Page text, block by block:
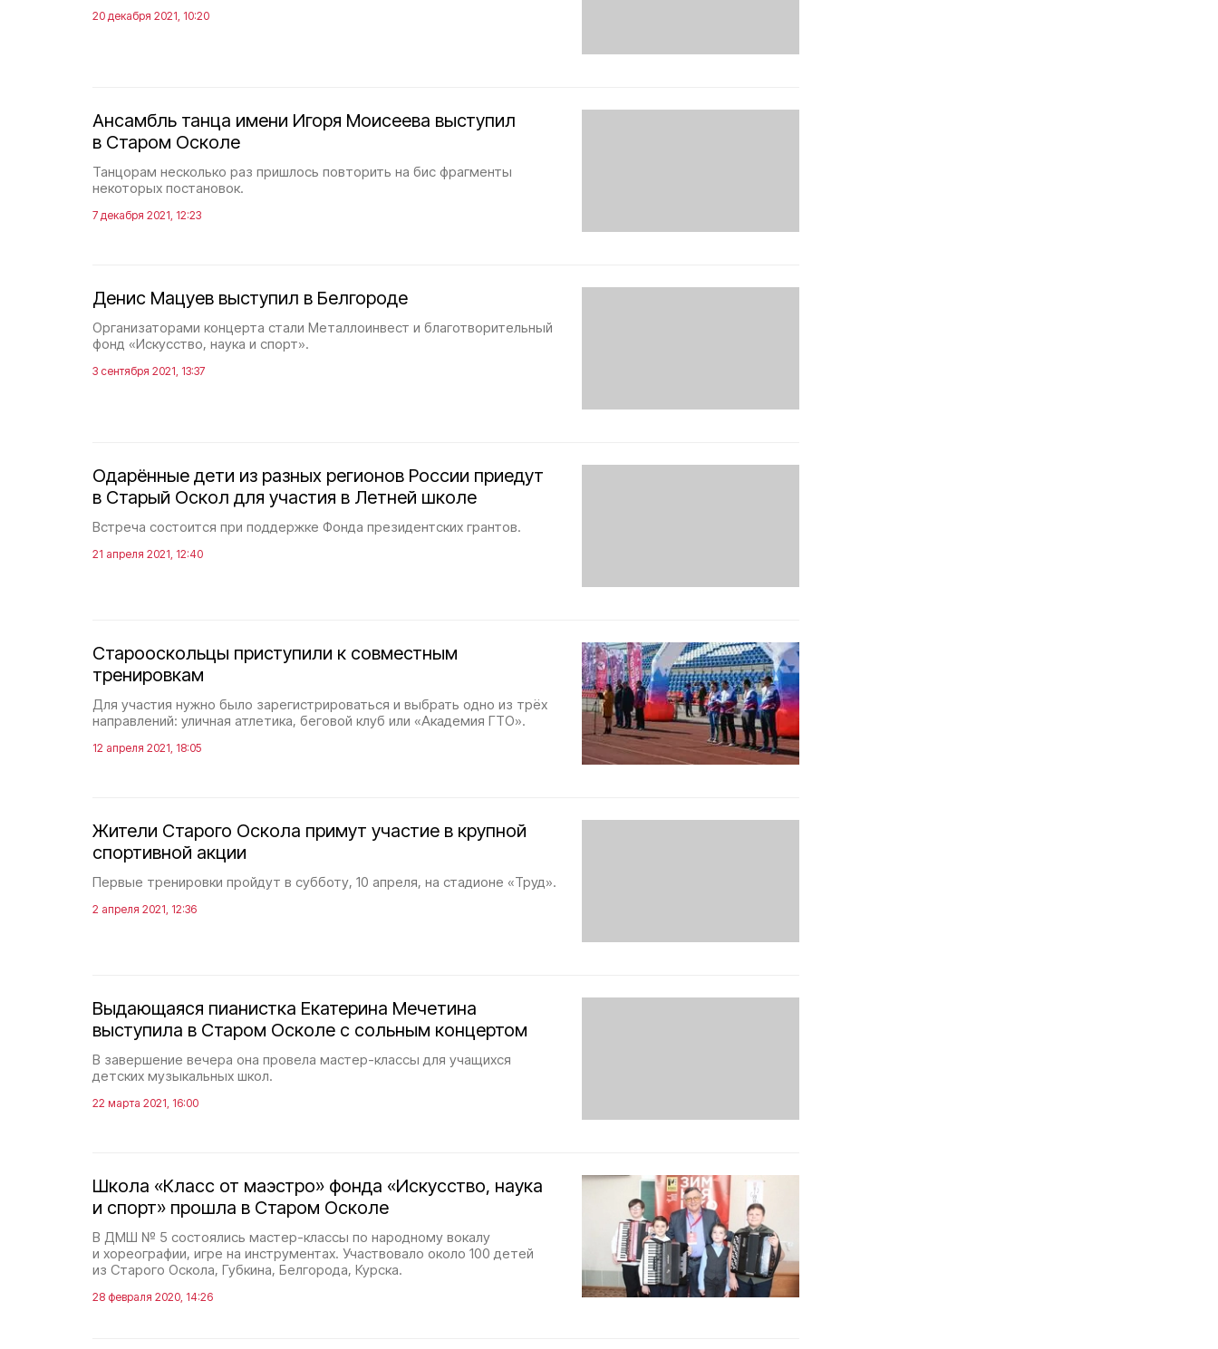
20 декабря 2021, 10:20
Ансамбль танца имени Игоря Моисеева выступил
в Старом Осколе
Танцорам несколько раз пришлось повторить на бис фрагменты
некоторых постановок.
7 декабря 2021, 12:23
Денис Мацуев выступил в Белгороде
Организаторами концерта стали Металлоинвест и благотворительный
фонд «Искусство, наука и спорт».
3 сентября 2021, 13:37
Одарённые дети из разных регионов России приедут
в Старый Оскол для участия в Летней школе
Встреча состоится при поддержке Фонда президентских грантов.
21 апреля 2021, 12:40
Старооскольцы приступили к совместным
тренировкам
Для участия нужно было зарегистрироваться и выбрать одно из трёх
направлений: уличная атлетика, беговой клуб или «Академия ГТО».
12 апреля 2021, 18:05
Жители Старого Оскола примут участие в крупной
спортивной акции
Первые тренировки пройдут в субботу, 10 апреля, на стадионе «Труд».
2 апреля 2021, 12:36
Выдающаяся пианистка Екатерина Мечетина
выступила в Старом Осколе с сольным концертом
В завершение вечера она провела мастер-классы для учащихся
детских музыкальных школ.
22 марта 2021, 16:00
Школа «Класс от маэстро» фонда «Искусство, наука
и спорт» прошла в Старом Осколе
В ДМШ № 5 состоялись мастер-классы по народному вокалу
и хореографии, игре на инструментах. Участвовало около 100 детей
из Старого Оскола, Губкина, Белгорода, Курска.
28 февраля 2020, 14:26